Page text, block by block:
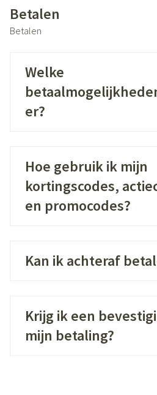
Betalen
Betalen
Welke
er?
Hoe gebruik ik mijn
kortingscodes,
en promocodes?
Kan ik achteraf
Krijg ik een
mijn betaling?